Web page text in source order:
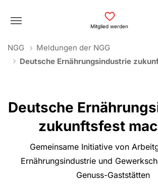
Mitglied werden
You are here:
NGG
Meldungen der NGG
Deutsche Ernährungsindustrie
Deutsche
zukunftsfest
Gemeinsame Initiative von
Ernährungsindustrie und
Genuss-Gaststätten